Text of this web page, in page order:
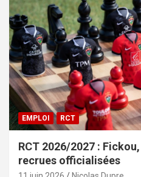
EMPLOI RCT
RCT 2026/2027 :
recrues officialisées